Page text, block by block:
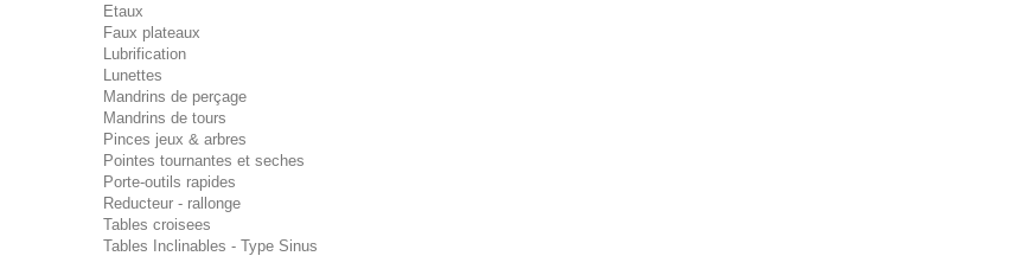
Etaux
Faux plateaux
Lubrification
Lunettes
Mandrins de perçage
Mandrins de tours
Pinces jeux & arbres
Pointes tournantes et seches
Porte-outils rapides
Reducteur - rallonge
Tables croisees
Tables Inclinables - Type Sinus